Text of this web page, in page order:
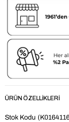
ÜRÜN ÖZELLIKLERI
Stok Kodu